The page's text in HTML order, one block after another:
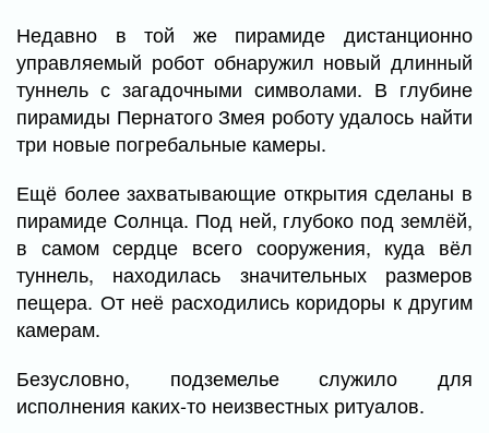
Недавно в той же пирамиде дистанционно
управляемый робот обнаружил новый длинный
туннель с загадочными символами. В глубине
пирамиды Пернатого Змея роботу удалось найти
три новые погребальные камеры.
Ещё более захватывающие открытия сделаны в
пирамиде Солнца. Под ней, глубоко под землёй,
в самом сердце всего сооружения, куда вёл
туннель, находилась значительных размеров
пещера. От неё расходились коридоры к другим
камерам.
Безусловно, подземелье служило для
исполнения каких-то неизвестных ритуалов.